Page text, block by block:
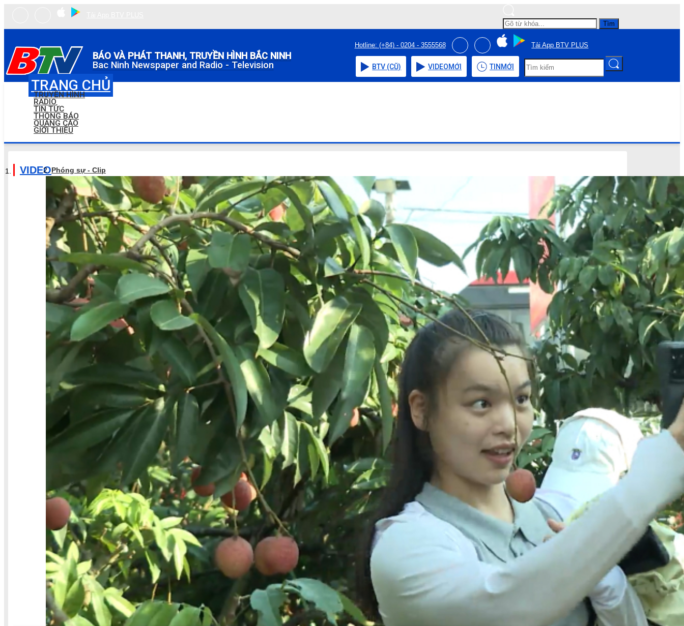
Tìm
BÁO VÀ PHÁT THANH, TRUYỀN HÌNH BẮC NINH
Bac Ninh Newspaper and Radio - Television
Hotline: (+84) - 0204 - 3555568 Tải App BTV PLUS
BTV (CŨ) VIDEOMỚI TIN MỚI
TRANG CHỦ
TRUYỀN HÌNH
RADIO
TIN TỨC
THÔNG BÁO
QUẢNG CÁO
GIỚI THIỆU
VIDEOPhóng sự - Clip